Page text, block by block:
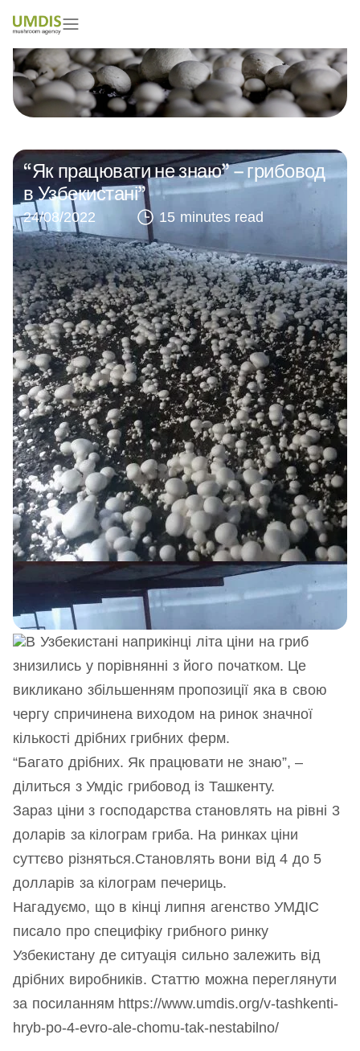
“Як працювати не знаю” – грибовод
в Узбекистані”
24/08/2022 15 minutes read
В Узбекистані наприкінці літа ціни на гриб
знизились у порівнянні з його початком. Це
викликано збільшенням пропозиції яка в свою
чергу спричинена виходом на ринок значної
кількості дрібних грибних ферм.
“Багато дрібних. Як працювати не знаю”, –
ділиться з Умдіс грибовод із Ташкенту.
Зараз ціни з господарства становлять на рівні 3
доларів за кілограм гриба. На ринках ціни
суттєво різняться.Становлять вони від 4 до 5
долларів за кілограм печериць.
Нагадуємо, що в кінці липня агенство УМДІС
писало про специфіку грибного ринку
Узбекистану де ситуація сильно залежить від
дрібних виробників. Статтю можна переглянути
за посиланням https://www.umdis.org/v-tashkenti-
hryb-po-4-evro-ale-chomu-tak-nestabilno/